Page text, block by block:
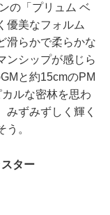
の「プリュム ベ
優美なフォルム
滑らかで柔らかな
ンシップが感じら
と約15cmのPM
ルな密林を思わ
みずみずしく輝く
。
ター